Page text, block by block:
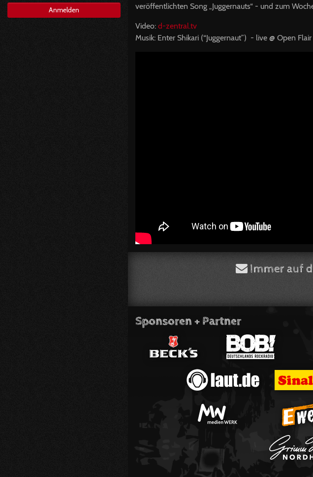
Anmelden
veröffentlichten Song „Juggernauts“ - und zum
Video: d-zentral.tv
Musik: Enter Shikari (“Juggernaut”) - live @ Open
Immer auf
Sponsoren + Partner